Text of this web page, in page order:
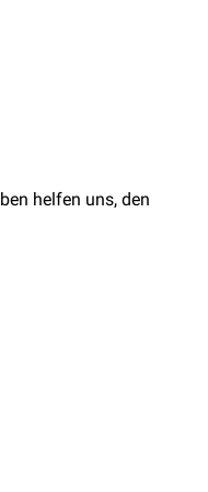
helfen uns, den